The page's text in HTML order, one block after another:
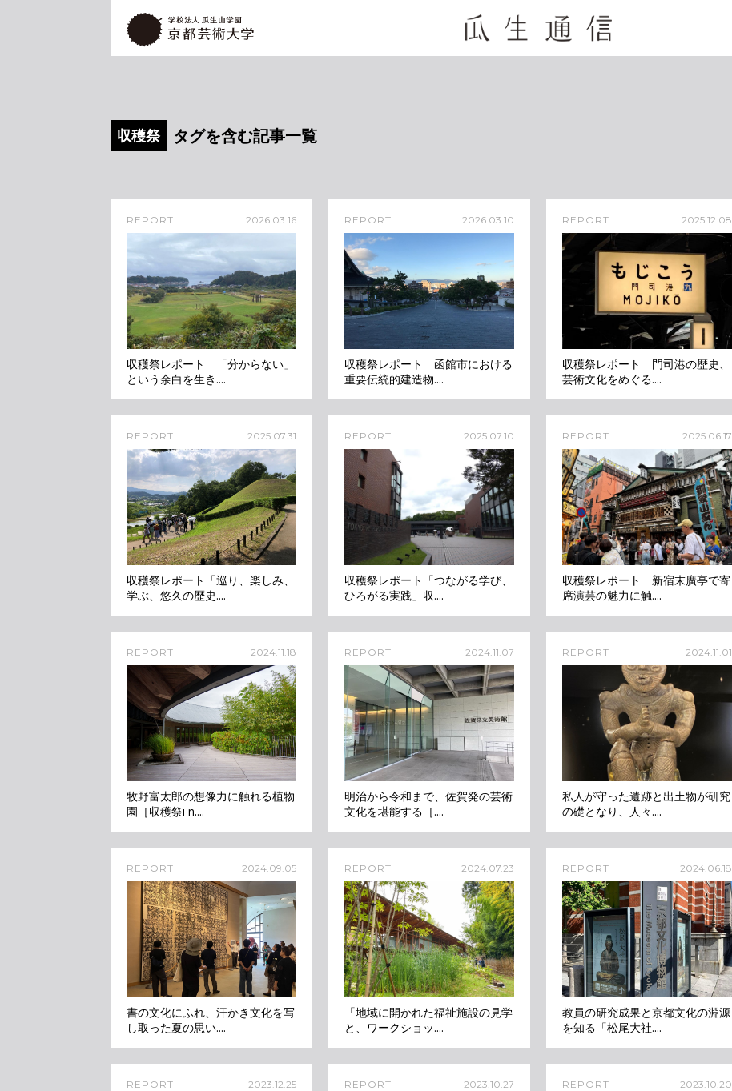
収穫祭 タグを含む記事一覧
REPORT 2026.03.16
収穫祭レポート 「分からない」
という余白を生き....
REPORT 2026.03.10
収穫祭レポート 函館市における
重要伝統的建造物....
REPORT 2025.12.08
収穫祭レポート 門司港の歴史、
芸術文化をめぐる....
REPORT 2025.07.31
収穫祭レポート「巡り、楽しみ、
学ぶ、悠久の歴史....
REPORT 2025.07.10
収穫祭レポート「つながる学び、
ひろがる実践」収....
REPORT 2025.06.17
収穫祭レポート 新宿末廣亭で寄
席演芸の魅力に触....
REPORT 2024.11.18
牧野富太郎の想像力に触れる植物
園［収穫祭i n....
REPORT 2024.11.07
明治から令和まで、佐賀発の芸術
文化を堪能する［....
REPORT 2024.11.01
私人が守った遺跡と出土物が研究
の礎となり、人々....
REPORT 2024.09.05
書の文化にふれ、汗かき文化を写
し取った夏の思い....
REPORT 2024.07.23
「地域に開かれた福祉施設の見学
と、ワークショッ....
REPORT 2024.06.18
教員の研究成果と京都文化の淵源
を知る「松尾大社....
REPORT 2023.12.25 REPORT 2023.10.27 REPORT 2023.10.20